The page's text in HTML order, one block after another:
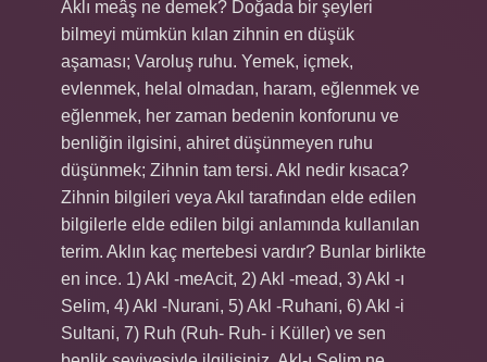
Aklı meâş ne demek? Doğada bir şeyleri
bilmeyi mümkün kılan zihnin en düşük
aşaması; Varoluş ruhu. Yemek, içmek,
evlenmek, helal olmadan, haram, eğlenmek ve
eğlenmek, her zaman bedenin konforunu ve
benliğin ilgisini, ahiret düşünmeyen ruhu
düşünmek; Zihnin tam tersi. Akl nedir kısaca?
Zihnin bilgileri veya Akıl tarafından elde edilen
bilgilerle elde edilen bilgi anlamında kullanılan
terim. Aklın kaç mertebesi vardır? Bunlar birlikte
en ince. 1) Akl -meAcit, 2) Akl -mead, 3) Akl -ı
Selim, 4) Akl -Nurani, 5) Akl -Ruhani, 6) Akl -i
Sultani, 7) Ruh (Ruh- Ruh- i Küller) ve sen